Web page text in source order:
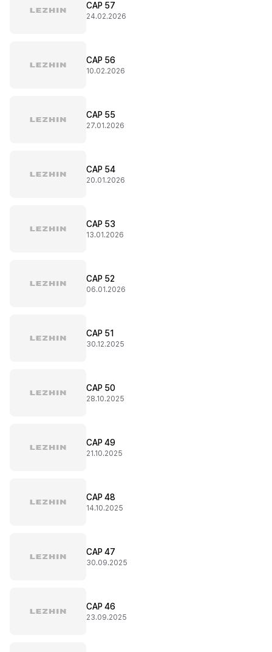
CAP 57
24.02.2026
CAP 56
10.02.2026
CAP 55
27.01.2026
CAP 54
20.01.2026
CAP 53
13.01.2026
CAP 52
06.01.2026
CAP 51
30.12.2025
CAP 50
28.10.2025
CAP 49
21.10.2025
CAP 48
14.10.2025
CAP 47
30.09.2025
CAP 46
23.09.2025